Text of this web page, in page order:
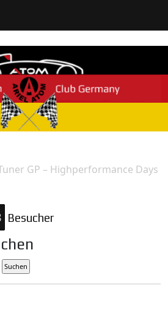
GP – Highperformance Days
Besucher